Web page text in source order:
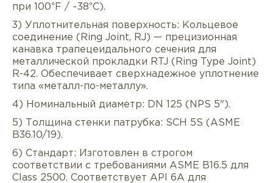
Оплата/доставка
при 100°F / ~38°C).
3) Уплотнительная поверхность: Кольцевое
соединение (Ring Joint, RJ) — прецизионная
канавка трапецеидального сечения для
металлической прокладки RTJ (Ring Type Joint)
R-42. Обеспечивает сверхнадежное уплотнение
типа «металл-по-металлу».
4) Номинальный диаметр: DN 125 (NPS 5").
5) Толщина стенки патрубка: SCH 5S (ASME
B36.10/19).
6) Стандарт: Изготовлен в строгом
соответствии с требованиями ASME B16.5 для
Class 2500. Соответствует API 6A для